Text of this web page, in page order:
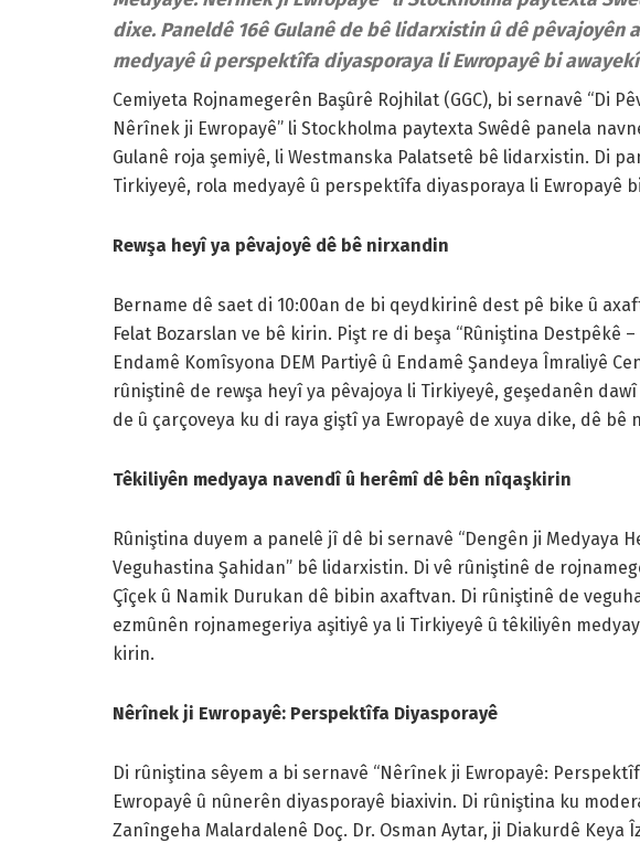
dixe. Paneldê 16ê Gulanê de bê lidarxistin û dê pêvajoyên
medyayê û perspektîfa diyasporaya li Ewropayê bi
Cemiyeta Rojnamegerên Başûrê Rojhilat (GGC), bi sernavê “Di
Nêrînek ji Ewropayê” li Stockholma paytexta Swêdê panela
Gulanê roja şemiyê, li Westmanska Palatsetê bê lidarxistin. Di
Tirkiyeyê, rola medyayê û perspektîfa diyasporaya li Ewropayê
Rewşa heyî ya pêvajoyê dê bê nirxandin
Bername dê saet di 10:00an de bi qeydkirinê dest pê bike û
Felat Bozarslan ve bê kirin. Pişt re di beşa “Rûniştina Destpêkê
Endamê Komîsyona DEM Partiyê û Endamê Şandeya Îmraliyê
rûniştinê de rewşa heyî ya pêvajoya li Tirkiyeyê, geşedanên
de û çarçoveya ku di raya giştî ya Ewropayê de xuya dike, dê bê
Têkiliyên medyaya navendî û herêmî dê bên nîqaşkirin
Rûniştina duyem a panelê jî dê bi sernavê “Dengên ji Medyaya
Veguhastina Şahidan” bê lidarxistin. Di vê rûniştinê de
Çîçek û Namik Durukan dê bibin axaftvan. Di rûniştinê de
ezmûnên rojnamegeriya aşitiyê ya li Tirkiyeyê û têkiliyên
kirin.
Nêrînek ji Ewropayê: Perspektîfa Diyasporayê
Di rûniştina sêyem a bi sernavê “Nêrînek ji Ewropayê:
Ewropayê û nûnerên diyasporayê biaxivin. Di rûniştina ku
Zanîngeha Malardalenê Doç. Dr. Osman Aytar, ji Diakurdê Keya